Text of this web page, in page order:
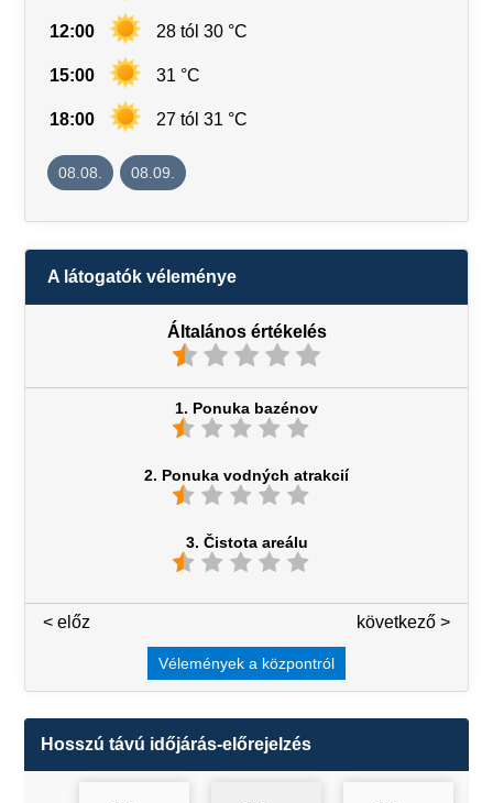
12:00 28 tól 30 °C
15:00 31 °C
18:00 27 tól 31 °C
08.08. 08.09.
A látogatók véleménye
Általános értékelés
1. Ponuka bazénov
2. Ponuka vodných atrakcií
3. Čistota areálu
következő >
< előz
Vélemények a központról
Hosszú távú időjárás-előrejelzés